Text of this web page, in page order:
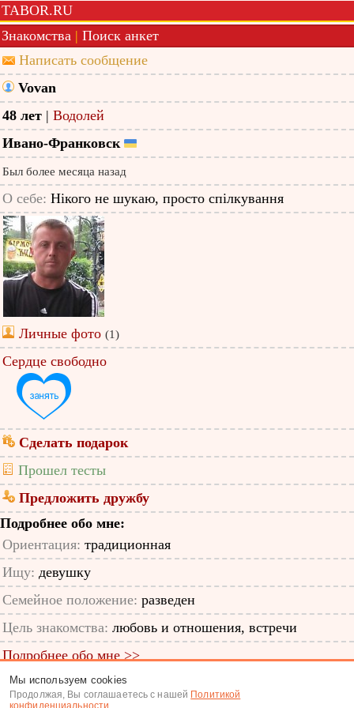
TABOR.RU
Знакомства | Поиск анкет
Написать сообщение
Vovan
48 лет | Водолей
Ивано-Франковск
Был более месяца назад
О себе: Нікого не шукаю, просто спілкування
Личные фото (1)
Сердце свободно
Сделать подарок
Прошел тесты
Предложить дружбу
Подробнее обо мне:
Ориентация: традиционная
Ищу: девушку
Семейное положение: разведен
Цель знакомства: любовь и отношения, встречи
Подробнее обо мне >>
ID анкеты: 12429697
Мы используем cookies
Продолжая, Вы соглашаетесь с нашей Политикой
конфиденциальности